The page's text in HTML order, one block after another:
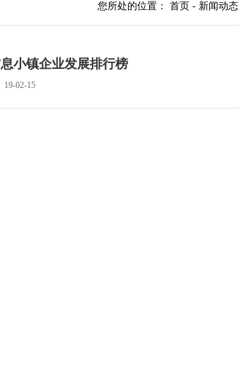
您所处的位置： 首页 - 新闻动态
小镇企业发展排行榜
19-02-15